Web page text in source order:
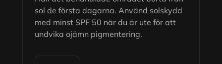
sol de första dagarna. Använd solskydd
med minst SPF 50 när du är ute för att
undvika ojämn pigmentering.